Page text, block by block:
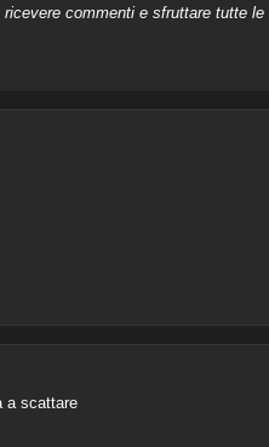
commenti e sfruttare tutte
a scattare